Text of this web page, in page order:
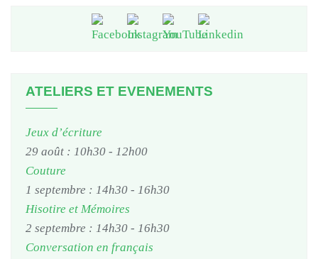
ATELIERS ET EVENEMENTS
Jeux d’écriture
29 août : 10h30 - 12h00
Couture
1 septembre : 14h30 - 16h30
Hisotire et Mémoires
2 septembre : 14h30 - 16h30
Conversation en français